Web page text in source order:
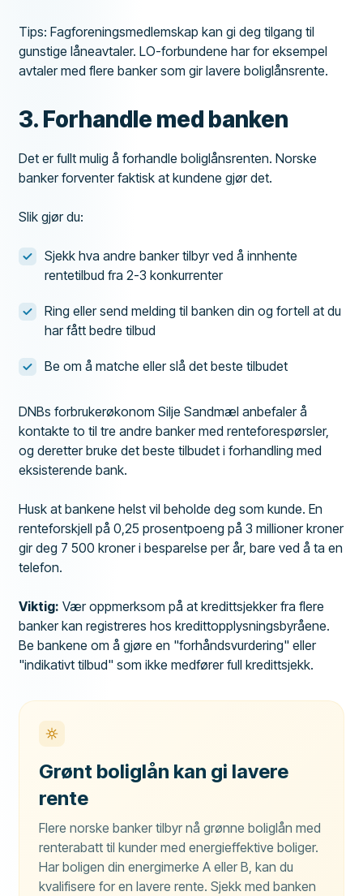
Tips: Fagforeningsmedlemskap kan gi deg tilgang til
gunstige låneavtaler. LO-forbundene har for eksempel
avtaler med flere banker som gir lavere boliglånsrente.
3. Forhandle med banken
Det er fullt mulig å forhandle boliglånsrenten. Norske
banker forventer faktisk at kundene gjør det.
Slik gjør du:
Sjekk hva andre banker tilbyr ved å innhente
rentetilbud fra 2-3 konkurrenter
Ring eller send melding til banken din og fortell at du
har fått bedre tilbud
Be om å matche eller slå det beste tilbudet
DNBs forbrukerøkonom Silje Sandmæl anbefaler å
kontakte to til tre andre banker med renteforespørsler,
og deretter bruke det beste tilbudet i forhandling med
eksisterende bank.
Husk at bankene helst vil beholde deg som kunde. En
renteforskjell på 0,25 prosentpoeng på 3 millioner kroner
gir deg 7 500 kroner i besparelse per år, bare ved å ta en
telefon.
Viktig: Vær oppmerksom på at kredittsjekker fra flere
banker kan registreres hos kredittopplysningsbyråene.
Be bankene om å gjøre en "forhåndsvurdering" eller
"indikativt tilbud" som ikke medfører full kredittsjekk.
Grønt boliglån kan gi lavere
rente
Flere norske banker tilbyr nå grønne boliglån med
renterabatt til kunder med energieffektive boliger.
Har boligen din energimerke A eller B, kan du
kvalifisere for en lavere rente. Sjekk med banken